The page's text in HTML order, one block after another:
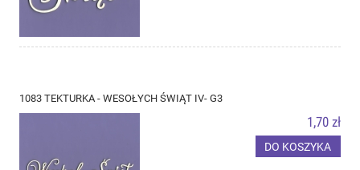
1083 TEKTURKA - WESOŁYCH ŚWIĄT IV- G3
1,70 zł
DO KOSZYKA